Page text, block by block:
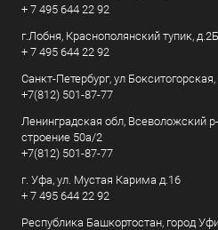
+ 7 495 644 22 92
г.Лобня, Краснополянский тупик, д.2Б
+ 7 495 644 22 92
Санкт-Петербург, ул Бокситогорская,
+7(812) 501-87-77
Ленинградская обл, Всеволожский
строение 50а/2
+7(812) 501-87-77
г. Уфа, ул. Мустая Карима д.16
+ 7 495 644 22 92
Республика Башкортостан, город